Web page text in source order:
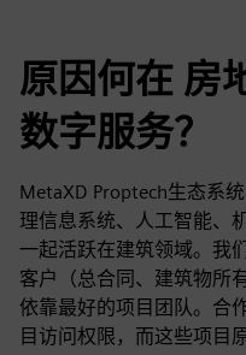
原因何在 房
数字服务？
MetaXD Proptech生态系
理信息系统、人工智能、
一起活跃在建筑领域。我
客户（总合同、建筑物所
依靠最好的项目团队。合
目访问权限，而这些项目